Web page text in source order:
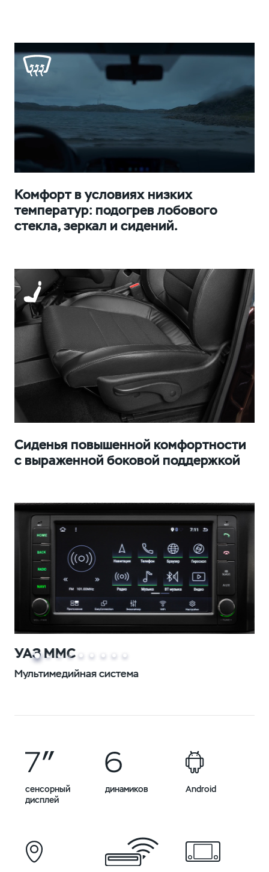
Комфорт в условиях низких
температур: подогрев лобового
стекла, зеркал и сидений.
Сиденья повышенной комфортности
с выраженной боковой поддержкой
УАЗ ММС
Мультимедийная система
сенсорный
дисплей
динамиков Android